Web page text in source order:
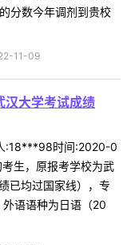
分数今年调剂到贵校
11-09
汉大学考试成绩
:18***98时间:2020-0
生，原报考学校为武
已均过国家线），专
语语种为日语（20